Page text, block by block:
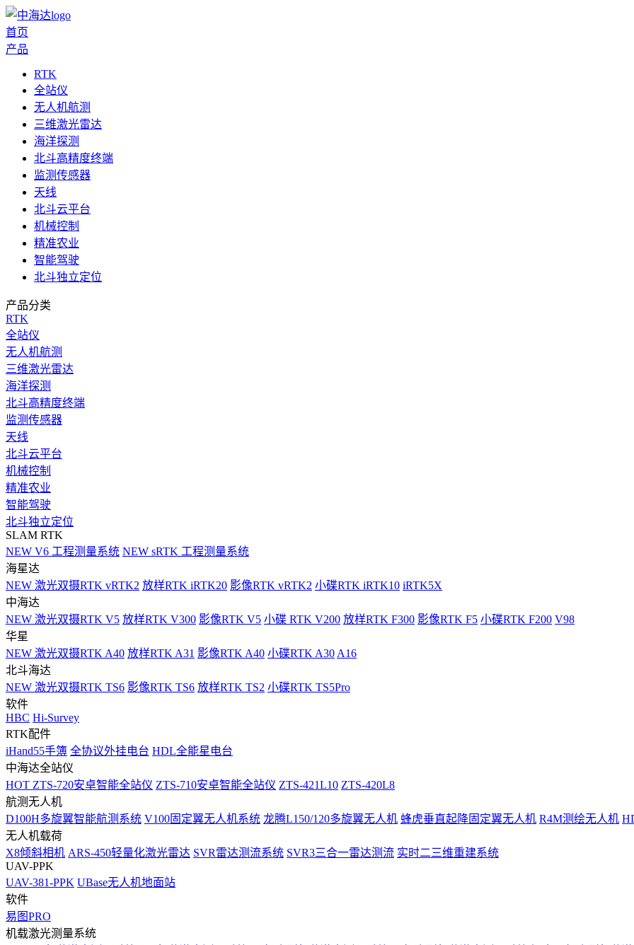
首页
产品
RTK
全站仪
无人机航测
三维激光雷达
海洋探测
北斗高精度终端
监测传感器
天线
北斗云平台
机械控制
精准农业
智能驾驶
北斗独立定位
产品分类
RTK
全站仪
无人机航测
三维激光雷达
海洋探测
北斗高精度终端
监测传感器
天线
北斗云平台
机械控制
精准农业
智能驾驶
北斗独立定位
SLAM RTK
NEW V6 工程测量系统 NEW sRTK 工程测量系统
海星达
NEW 激光双摄RTK vRTK2 放样RTK iRTK20 影像RTK vRTK2 小碟RTK iRTK10 iRTK5X
中海达
NEW 激光双摄RTK V5 放样RTK V300 影像RTK V5 小碟 RTK V200 放样RTK F300 影像RTK F5 小碟RTK F200 V98
华星
NEW 激光双摄RTK A40 放样RTK A31 影像RTK A40 小碟RTK A30 A16
北斗海达
NEW 激光双摄RTK TS6 影像RTK TS6 放样RTK TS2 小碟RTK TS5Pro
软件
HBC Hi-Survey
RTK配件
iHand55手簿 全协议外挂电台 HDL全能星电台
中海达全站仪
HOT ZTS-720安卓智能全站仪 ZTS-710安卓智能全站仪 ZTS-421L10 ZTS-420L8
航测无人机
D100H多旋翼智能航测系统 V100固定翼无人机系统 龙腾L150/120多旋翼无人机 蜂虎垂直起降固定翼无人机 R4M测绘无人机
无人机载荷
X8倾斜相机 ARS-450轻量化激光雷达 SVR雷达测流系统 SVR3三合一雷达测流 实时二三维重建系统
UAV-PPK
UAV-381-PPK UBase无人机地面站
软件
易图PRO
机载激光测量系统